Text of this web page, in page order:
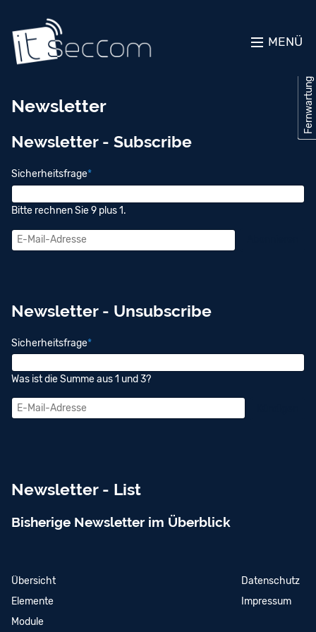
MENÜ
Newsletter
Newsletter - Subscribe
E-
Pflichtfeld
Sicherheitsfrage*
Bitte rechnen Sie 9 plus 1.
Newsletter - Unsubscribe
E-
Mail-
Pflichtfeld
Sicherheitsfrage*
Was ist die Summe aus 1 und 3?
Newsletter - List
Bisherige Newsletter im Überblick
Fernwartung
Navigation
überspringen
Übersicht
Elemente
Module
Navigation
überspringen
Datenschutz
Impressum
Fernwartung